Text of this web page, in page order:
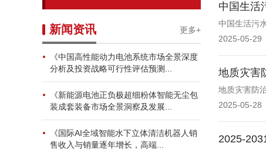
新闻资讯 更多+
《中国高性能动力电池系统市场全景深度
分析及投资战略可行性评估预测...
《新能源电池正负极超细粉体智能无尘包
装成套装备市场全景洞察及发展...
《国际AI全域智能水下立体清洁机器人销
售收入与销量逐年增长，高端...
中国生活
中国生活污
2025-05-29
地质灾害
地质灾害防
2025-05-28
2025-